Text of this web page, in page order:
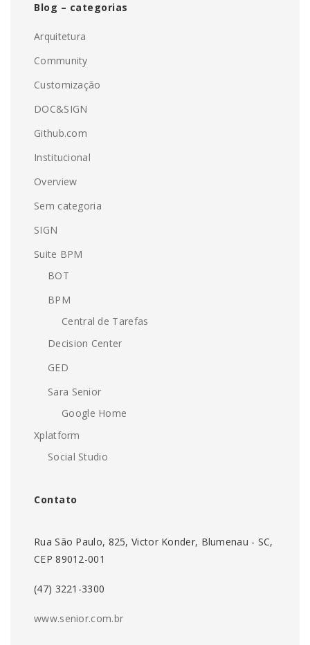
Blog – categorias
Arquitetura
Community
Customização
DOC&SIGN
Github.com
Institucional
Overview
Sem categoria
SIGN
Suite BPM
BOT
BPM
Central de Tarefas
Decision Center
GED
Sara Senior
Google Home
Xplatform
Social Studio
Contato
Rua São Paulo, 825, Victor Konder, Blumenau - SC,
CEP 89012-001
(47) 3221-3300
www.senior.com.br